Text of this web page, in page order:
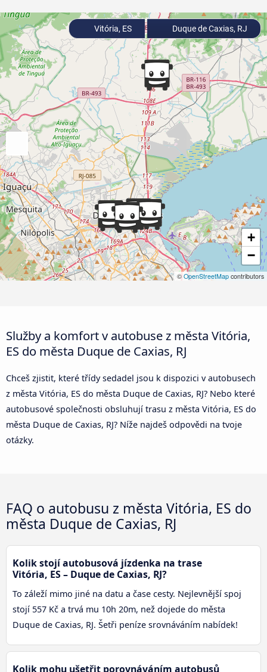
+
−
© OpenStreetMap contributors
Vitória, ES Duque de Caxias, RJ
Služby a komfort v autobuse z města Vitória,
ES do města Duque de Caxias, RJ
Chceš zjistit, které třídy sedadel jsou k dispozici v autobusech
z města Vitória, ES do města Duque de Caxias, RJ? Nebo které
autobusové společnosti obsluhují trasu z města Vitória, ES do
města Duque de Caxias, RJ? Níže najdeš odpovědi na tvoje
otázky.
FAQ o autobusu z města Vitória, ES do
města Duque de Caxias, RJ
Kolik stojí autobusová jízdenka na trase
Vitória, ES – Duque de Caxias, RJ?
To záleží mimo jiné na datu a čase cesty. Nejlevnější spoj
stojí 557 Kč a trvá mu 10h 20m, než dojede do města
Duque de Caxias, RJ. Šetři peníze srovnáváním nabídek!
Kolik mohu ušetřit porovnáváním autobusů